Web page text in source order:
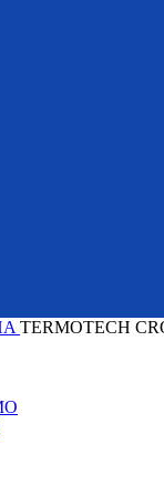
TERMOTECH